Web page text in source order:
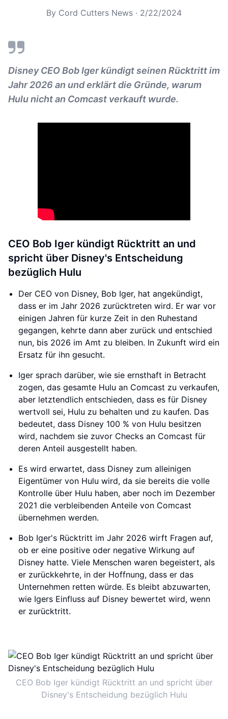
By Cord Cutters News · 2/22/2024
Disney CEO Bob Iger kündigt seinen Rücktritt im
Jahr 2026 an und erklärt die Gründe, warum
Hulu nicht an Comcast verkauft wurde.
CEO Bob Iger kündigt Rücktritt an und
spricht über Disney's Entscheidung
bezüglich Hulu
Der CEO von Disney, Bob Iger, hat angekündigt,
dass er im Jahr 2026 zurücktreten wird. Er war vor
einigen Jahren für kurze Zeit in den Ruhestand
gegangen, kehrte dann aber zurück und entschied
nun, bis 2026 im Amt zu bleiben. In Zukunft wird ein
Ersatz für ihn gesucht.
Iger sprach darüber, wie sie ernsthaft in Betracht
zogen, das gesamte Hulu an Comcast zu verkaufen,
aber letztendlich entschieden, dass es für Disney
wertvoll sei, Hulu zu behalten und zu kaufen. Das
bedeutet, dass Disney 100 % von Hulu besitzen
wird, nachdem sie zuvor Checks an Comcast für
deren Anteil ausgestellt haben.
Es wird erwartet, dass Disney zum alleinigen
Eigentümer von Hulu wird, da sie bereits die volle
Kontrolle über Hulu haben, aber noch im Dezember
2021 die verbleibenden Anteile von Comcast
übernehmen werden.
Bob Iger's Rücktritt im Jahr 2026 wirft Fragen auf,
ob er eine positive oder negative Wirkung auf
Disney hatte. Viele Menschen waren begeistert, als
er zurückkehrte, in der Hoffnung, dass er das
Unternehmen retten würde. Es bleibt abzuwarten,
wie Igers Einfluss auf Disney bewertet wird, wenn
er zurücktritt.
CEO Bob Iger kündigt Rücktritt an und spricht über
Disney's Entscheidung bezüglich Hulu